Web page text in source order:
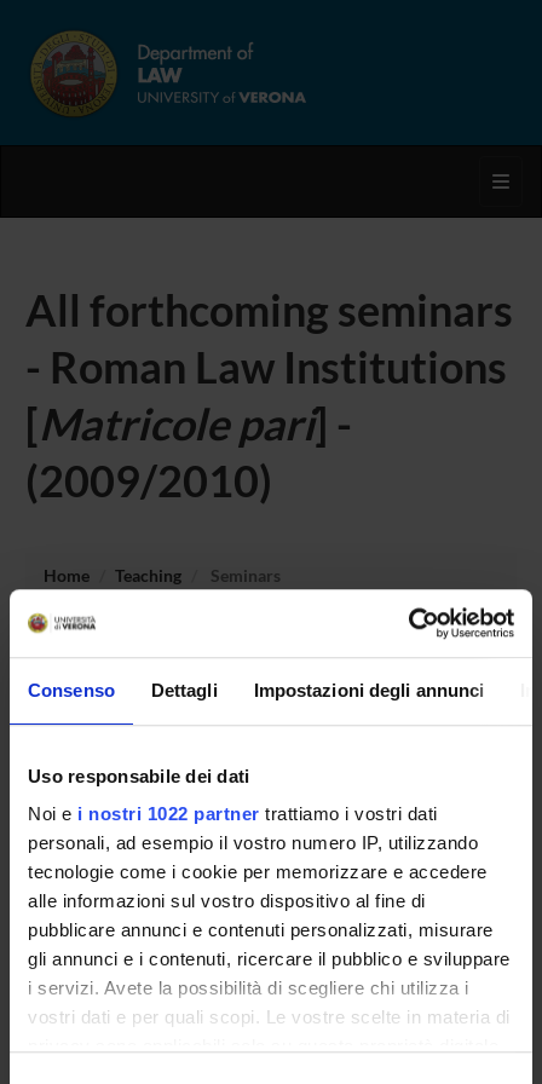
Consenso Dettagli Impostazioni degli annunci
Uso responsabile dei dati
Noi e i nostri 1022 partner trattiamo i vostri dati
personali, ad esempio il vostro numero IP, utilizzando
tecnologie come i cookie per memorizzare e accedere
alle informazioni sul vostro dispositivo al fine di
pubblicare annunci e contenuti personalizzati, misurare
gli annunci e i contenuti, ricercare il pubblico e sviluppare
i servizi. Avete la possibilità di scegliere chi utilizza i
vostri dati e per quali scopi. Le vostre scelte in materia di
All forthcoming seminars
- Roman Law Institutions
[Matricole pari] -
(2009/2010)
Home Teaching Seminars
No recent seminar found relating to teaching Roman Law
STUDYING
COURSES
PHD PROGRAMMES AND POSTGRADUATE
TRAINING
People
Places